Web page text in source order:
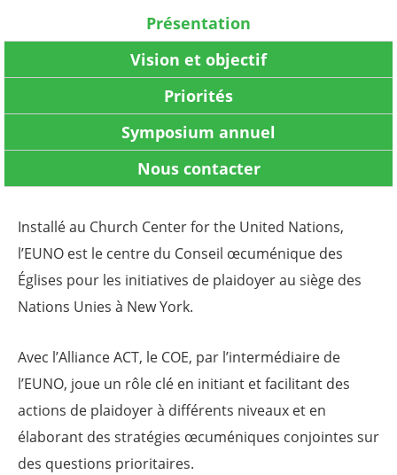
Présentation
Vision et objectif
Priorités
Symposium annuel
Nous contacter
Installé au Church Center for the United Nations,
l’EUNO est le centre du Conseil œcuménique des
Églises pour les initiatives de plaidoyer au siège des
Nations Unies à New York.
Avec l’Alliance ACT, le COE, par l’intermédiaire de
l’EUNO, joue un rôle clé en initiant et facilitant des
actions de plaidoyer à différents niveaux et en
élaborant des stratégies œcuméniques conjointes sur
des questions prioritaires.